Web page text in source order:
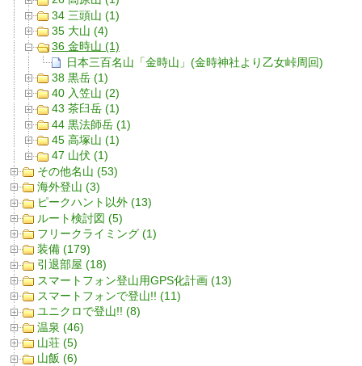
34 三頭山 (1)
35 大山 (4)
36 金時山 (1)
日本三百名山「金時山」(金時神社より乙女峠周回)
38 黒岳 (1)
40 入笠山 (2)
43 茶臼岳 (1)
44 黒法師岳 (1)
45 高塚山 (1)
47 山伏 (1)
その他名山 (53)
海外登山 (3)
ピークハント以外 (13)
ルート検討図 (5)
フリークライミング (1)
装備 (179)
引退部屋 (18)
スマートフォン登山用GPS化計画 (13)
スマートフォンで登山!! (11)
ユニクロで登山!! (8)
温泉 (46)
山荘 (5)
山飯 (6)